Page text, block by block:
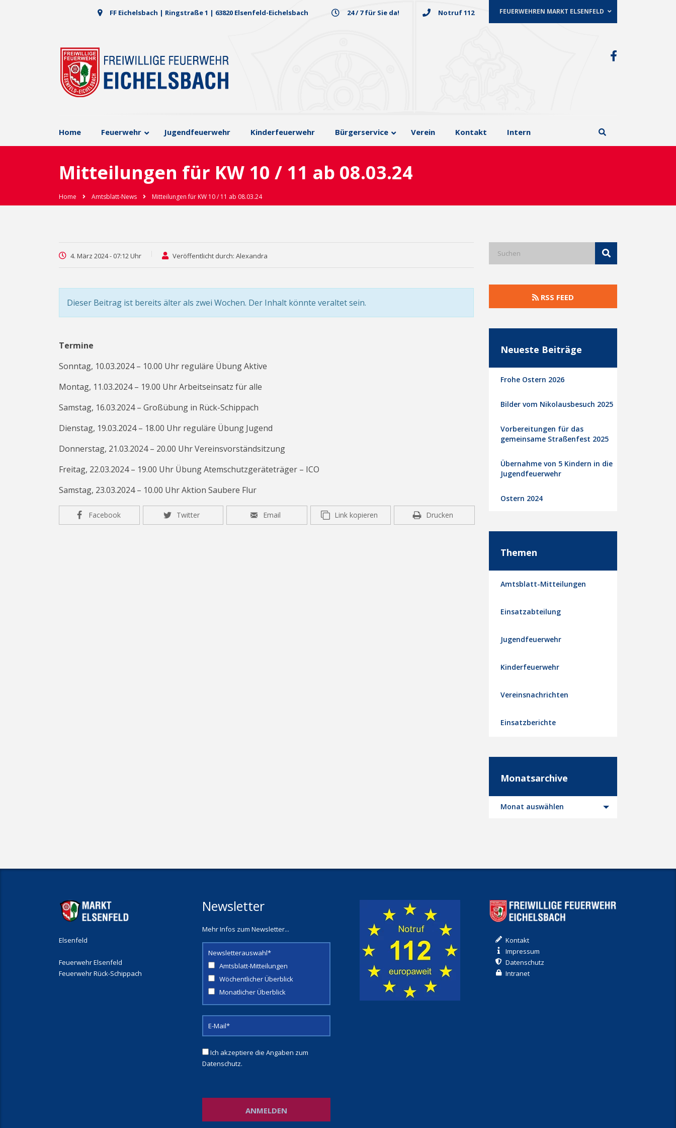
FEUERWEHREN MARKT ELSENFELD
FF Eichelsbach | Ringstraße 1 | 63820 Elsenfeld-Eichelsbach 24 / 7 für Sie da! Notruf 112
Home Feuerwehr Jugendfeuerwehr Kinderfeuerwehr Bürgerservice Verein Kontakt Intern
Mitteilungen für KW 10 / 11 ab 08.03.24
Home Amtsblatt-News Mitteilungen für KW 10 / 11 ab 08.03.24
4. März 2024 - 07:12 Uhr Veröffentlicht durch: Alexandra
Dieser Beitrag ist bereits älter als zwei Wochen. Der Inhalt könnte veraltet sein.
Termine
Sonntag, 10.03.2024 – 10.00 Uhr reguläre Übung Aktive
Montag, 11.03.2024 – 19.00 Uhr Arbeitseinsatz für alle
Samstag, 16.03.2024 – Großübung in Rück-Schippach
Dienstag, 19.03.2024 – 18.00 Uhr reguläre Übung Jugend
Donnerstag, 21.03.2024 – 20.00 Uhr Vereinsvorständsitzung
Freitag, 22.03.2024 – 19.00 Uhr Übung Atemschutzgeräteträger – ICO
Samstag, 23.03.2024 – 10.00 Uhr Aktion Saubere Flur
Facebook Twitter Email Link kopieren Drucken
RSS FEED
Neueste Beiträge
Frohe Ostern 2026
Bilder vom Nikolausbesuch 2025
Vorbereitungen für das
gemeinsame Straßenfest 2025
Übernahme von 5 Kindern in die
Jugendfeuerwehr
Ostern 2024
Themen
Amtsblatt-Mitteilungen
Einsatzabteilung
Jugendfeuerwehr
Kinderfeuerwehr
Vereinsnachrichten
Einsatzberichte
Monatsarchive
Monatsarchive
Monat auswählen
Elsenfeld
Feuerwehr Elsenfeld
Feuerwehr Rück-Schippach
Newsletter
Mehr Infos zum Newsletter...
Newsletterauswahl*
Amtsblatt-Mitteilungen
Wöchentlicher Überblick
Monatlicher Überblick
Ich akzeptiere die Angaben zum
Datenschutz.
Kontakt
Impressum
Datenschutz
Intranet